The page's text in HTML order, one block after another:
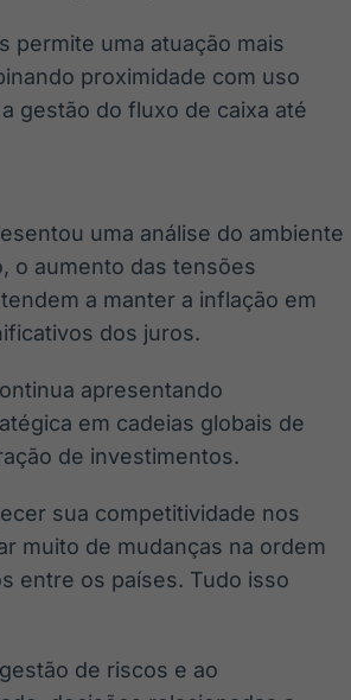
permite uma atuação mais
proximidade com uso
gestão do fluxo de caixa até
uma análise do ambiente
o aumento das tensões
a manter a inflação em
dos juros.
apresentando
em cadeias globais de
de investimentos.
sua competitividade nos
muito de mudanças na ordem
entre os países. Tudo isso
de riscos e ao